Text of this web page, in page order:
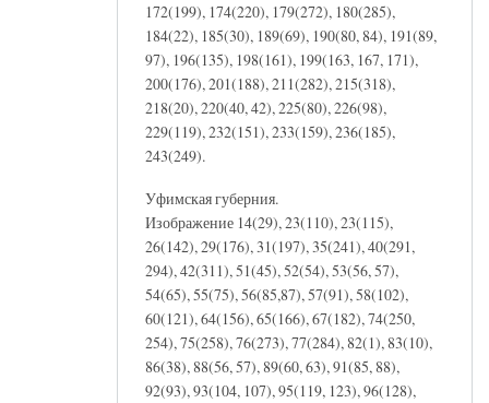
172(199), 174(220), 179(272), 180(285),
184(22), 185(30), 189(69), 190(80, 84), 191(89,
97), 196(135), 198(161), 199(163, 167, 171),
200(176), 201(188), 211(282), 215(318),
218(20), 220(40, 42), 225(80), 226(98),
229(119), 232(151), 233(159), 236(185),
243(249).
Уфимская губерния.
Изображение 14(29), 23(110), 23(115),
26(142), 29(176), 31(197), 35(241), 40(291,
294), 42(311), 51(45), 52(54), 53(56, 57),
54(65), 55(75), 56(85,87), 57(91), 58(102),
60(121), 64(156), 65(166), 67(182), 74(250,
254), 75(258), 76(273), 77(284), 82(1), 83(10),
86(38), 88(56, 57), 89(60, 63), 91(85, 88),
92(93), 93(104, 107), 95(119, 123), 96(128),